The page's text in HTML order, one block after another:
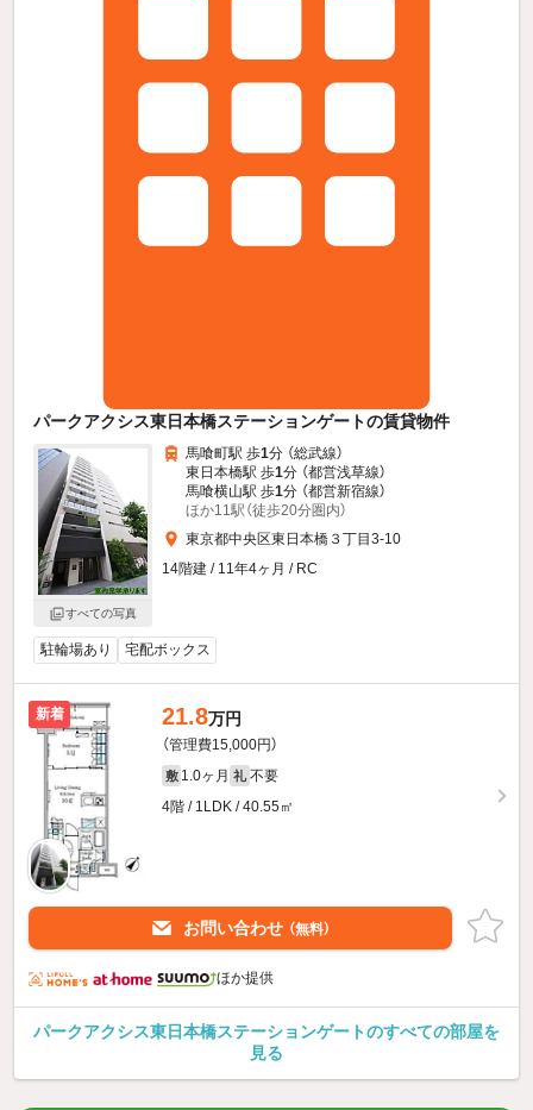
パークアクシス東日本橋ステーションゲートの賃貸物件
すべての写真
馬喰町駅 歩1分 （総武線）
東日本橋駅 歩1分 （都営浅草線）
馬喰横山駅 歩1分 （都営新宿線）
ほか11駅（徒歩20分圏内）
東京都中央区東日本橋３丁目3-10
14階建 / 11年4ヶ月 / RC
駐輪場あり 宅配ボックス
新着 21.8万円
（管理費15,000円）
敷 1.0ヶ月 礼 不要
4階 / 1LDK / 40.55㎡
お問い合わせ （無料）
ほか提供
パークアクシス東日本橋ステーションゲートのすべての部屋を
見る